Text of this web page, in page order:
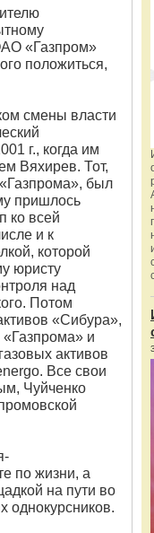
«Газпром»
положиться,
смены власти
г., когда им
Вяхирев. Тот,
был
пришлось
ко всей
и к
которой
юристу
над
Потом
«Сибура»,
и
активов
Все свои
Чуйченко
по жизни, а
на пути во
однокурсников.